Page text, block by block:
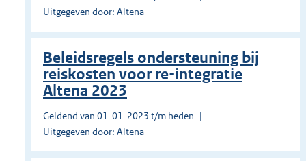
Uitgegeven door: Altena
Beleidsregels ondersteuning bij
reiskosten voor re-integratie
Altena 2023
Geldend van 01-01-2023 t/m heden
Uitgegeven door: Altena